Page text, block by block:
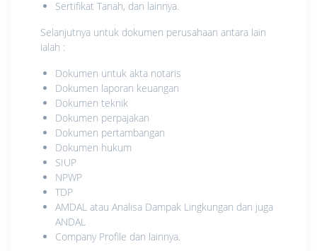
Sertifikat Tanah, dan lainnya.
Selanjutnya untuk dokumen perusahaan antara lain
ialah :
Dokumen untuk akta notaris
Dokumen laporan keuangan
Dokumen teknik
Dokumen perpajakan
Dokumen pertambangan
Dokumen hukum
SIUP
NPWP
TDP
AMDAL atau Analisa Dampak Lingkungan dan juga
ANDAL
Company Profile dan lainnya.